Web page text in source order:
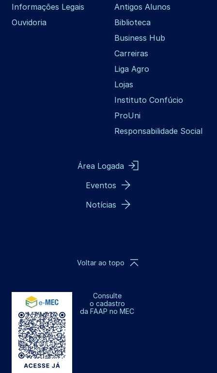
Informações Legais
Ouvidoria
Antigos Alunos
Biblioteca
Business Hub
Carreiras
Liga Agro
Lojas
Instituto Confúcio
ProUni
Responsabilidade Social
Área Logada
Eventos
Notícias
Consulte
o cadastro
da FAAP no MEC
Voltar ao topo